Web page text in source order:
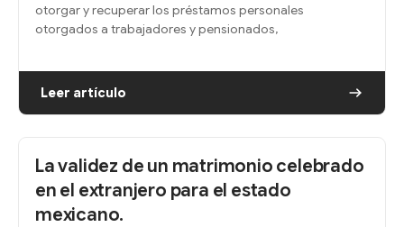
otorgar y recuperar los préstamos personales
otorgados a trabajadores y pensionados,
Leer artículo
La validez de un matrimonio celebrado
en el extranjero para el estado
mexicano.